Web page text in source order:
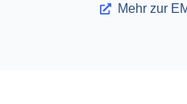
Mehr zur